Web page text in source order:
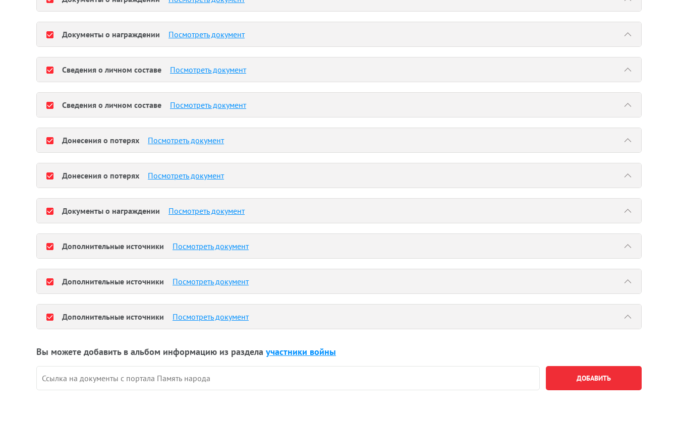
Документы о награждении Посмотреть документ
Сведения о личном составе Посмотреть документ
Сведения о личном составе Посмотреть документ
Донесения о потерях Посмотреть документ
Донесения о потерях Посмотреть документ
Документы о награждении Посмотреть документ
Дополнительные источники Посмотреть документ
Дополнительные источники Посмотреть документ
Дополнительные источники Посмотреть документ
Вы можете добавить в альбом информацию из раздела участники войны